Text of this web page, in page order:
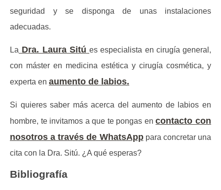
seguridad y se disponga de unas instalaciones
adecuadas.
La Dra. Laura Sitú es especialista en cirugía general,
con máster en medicina estética y cirugía cosmética, y
experta en aumento de labios.
Si quieres saber más acerca del aumento de labios en
hombre, te invitamos a que te pongas encontacto con
nosotros a través de WhatsApppara concretar una
cita con la Dra. Sitú. ¿A qué esperas?
Bibliografía